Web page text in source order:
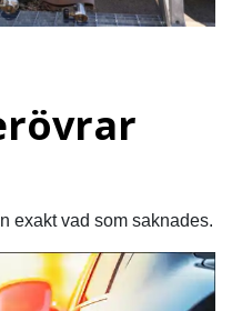
exakt vad som saknades.